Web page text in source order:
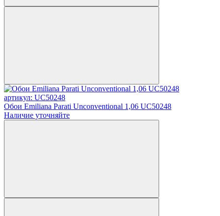
артикул: UC50248
Обои Emiliana Parati Unconventional 1,06 UC50248
Наличие уточняйте